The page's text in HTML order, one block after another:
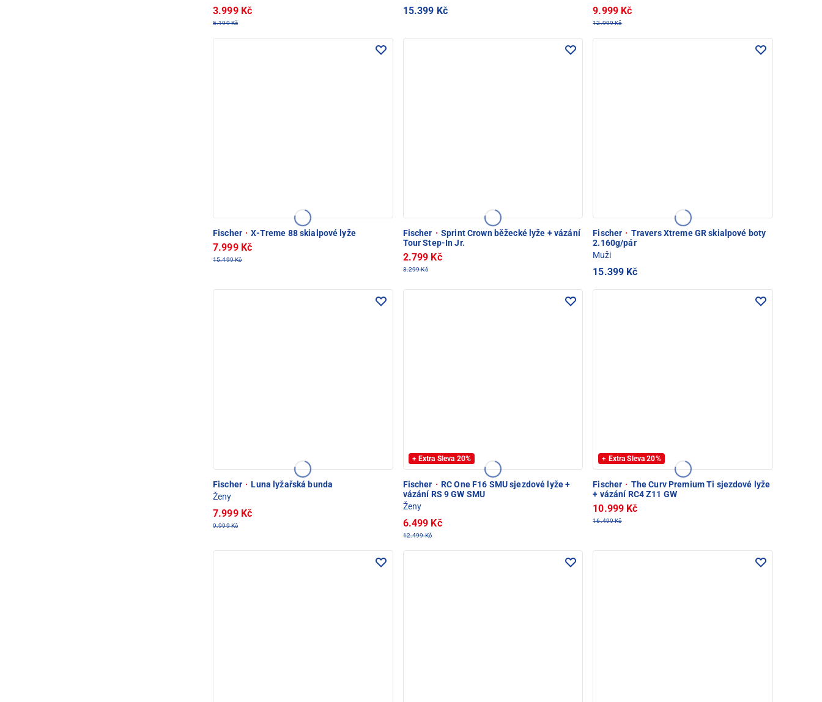
3.999 Kč
5.199 Kč
15.399 Kč 9.999 Kč
12.999 Kč
Fischer · X-Treme 88 skialpové lyže
7.999 Kč
15.499 Kč
Fischer · Sprint Crown běžecké lyže + vázání
Tour Step-In Jr.
2.799 Kč
3.299 Kč
Fischer · Travers Xtreme GR skialpové boty
2.160g/pár
Muži
15.399 Kč
Fischer · Luna lyžařská bunda
Ženy
7.999 Kč
9.999 Kč
+ Extra Sleva 20%
Fischer · RC One F16 SMU sjezdové lyže +
vázání RS 9 GW SMU
Ženy
6.499 Kč
12.499 Kč
+ Extra Sleva 20%
Fischer · The Curv Premium Ti sjezdové lyže
+ vázání RC4 Z11 GW
10.999 Kč
16.499 Kč